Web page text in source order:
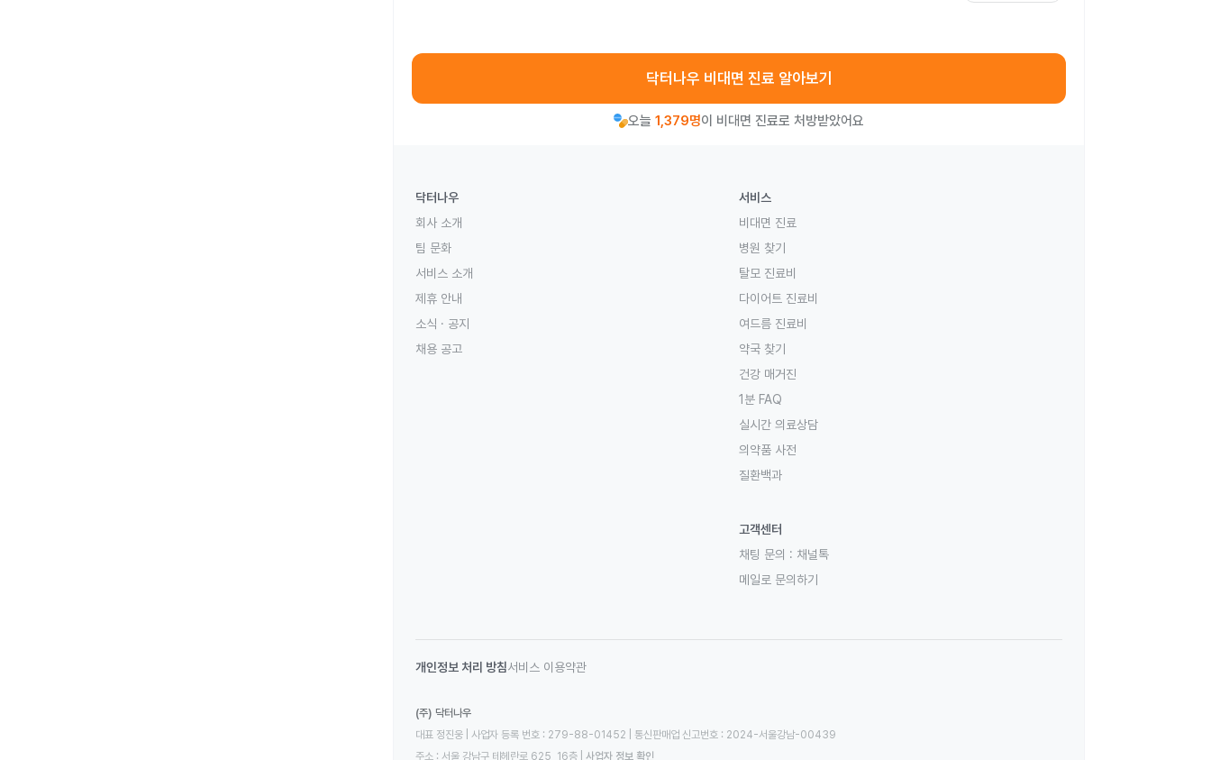
닥터나우 비대면 진료 알아보기
오늘 1,379명이 비대면 진료로 처방받았어요
닥터나우
회사 소개
팀 문화
서비스 소개
제휴 안내
소식 · 공지
채용 공고
서비스
비대면 진료
병원 찾기
탈모 진료비
다이어트 진료비
여드름 진료비
약국 찾기
건강 매거진
1분 FAQ
실시간 의료상담
의약품 사전
질환백과
고객센터
채팅 문의 : 채널톡
메일로 문의하기
개인정보 처리 방침서비스 이용약관
(주) 닥터나우
대표 정진웅 | 사업자 등록 번호 : 279-88-01452 | 통신판매업 신고번호 : 2024-서울강남-00439
주소 : 서울 강남구 테헤란로 625, 16층
사업자 정보 확인